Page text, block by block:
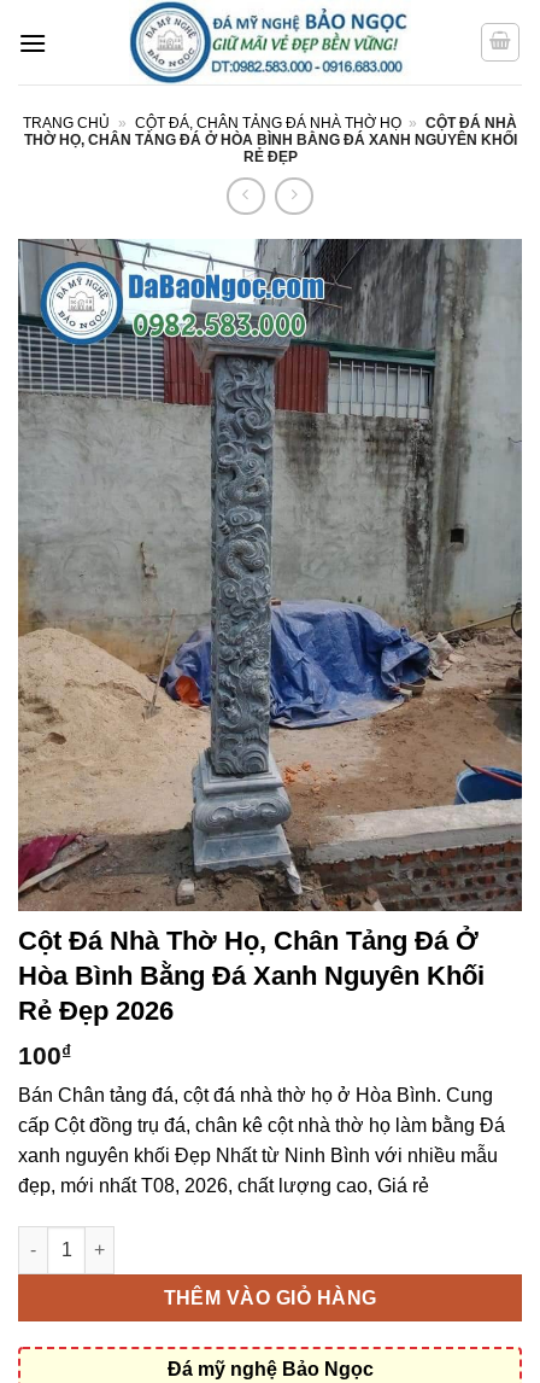
qua
TRANG CHỦ » CỘT ĐÁ, CHÂN TẢNG ĐÁ NHÀ THỜ HỌ » CỘT ĐÁ NHÀ
THỜ HỌ, CHÂN TẢNG ĐÁ Ở HÒA BÌNH BẰNG ĐÁ XANH NGUYÊN KHỐI
RẺ ĐẸP
Cột Đá Nhà Thờ Họ, Chân Tảng Đá Ở
Hòa Bình Bằng Đá Xanh Nguyên Khối
Rẻ Đẹp 2026
100₫
Bán Chân tảng đá, cột đá nhà thờ họ ở Hòa Bình. Cung
cấp Cột đồng trụ đá, chân kê cột nhà thờ họ làm bằng Đá
xanh nguyên khối Đẹp Nhất từ Ninh Bình với nhiều mẫu
đẹp, mới nhất T08, 2026, chất lượng cao, Giá rẻ
Cột đá nhà thờ họ, Chân tảng đá ở Hòa Bình bằng Đá xanh
THÊM VÀO GIỎ HÀNG
Đá mỹ nghệ Bảo Ngọc